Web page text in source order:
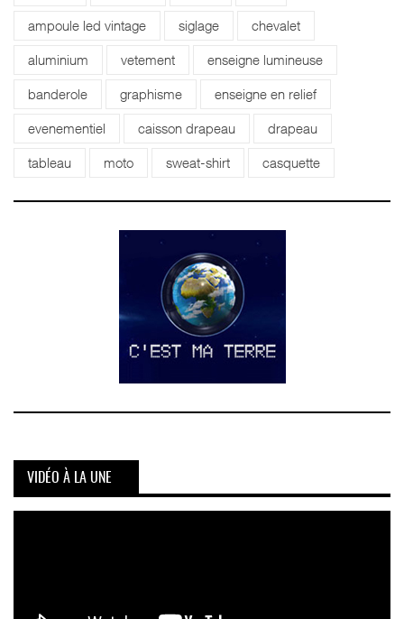
ampoule led vintage siglage chevalet
aluminium vetement enseigne lumineuse
banderole graphisme enseigne en relief
evenementiel caisson drapeau drapeau
tableau moto sweat-shirt casquette
VIDÉO À LA UNE